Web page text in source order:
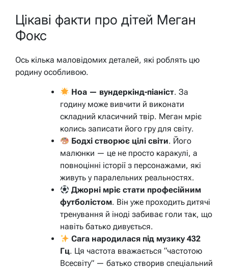
Цікаві факти про дітей Меган
Фокс
Ось кілька маловідомих деталей, які роблять цю
родину особливою.
Ноа — вундеркінд-піаніст. За
годину може вивчити й виконати
складний класичний твір. Меган мріє
колись записати його гру для світу.
Бодхі створює цілі світи. Його
малюнки — це не просто каракулі, а
повноцінні історії з персонажами, які
живуть у паралельних реальностях.
Джорні мріє стати професійним
футболістом. Він уже проходить дитячі
тренування й іноді забиває голи так, що
навіть батько дивується.
Сага народилася під музику 432
Гц. Ця частота вважається “частотою
Всесвіту” — батько створив спеціальний